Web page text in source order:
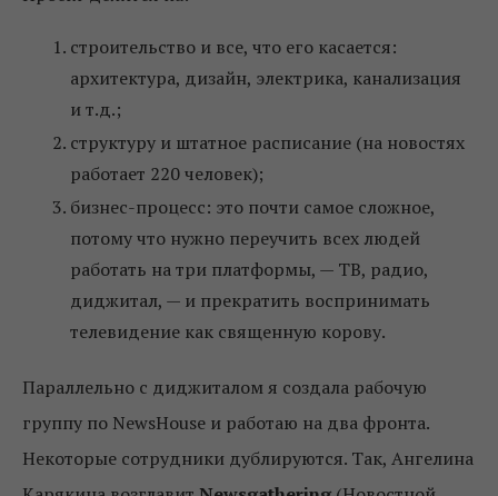
строительство и все, что его касается:
архитектура, дизайн, электрика, канализация
и т.д.;
структуру и штатное расписание (на новостях
работает 220 человек);
бизнес-процесс: это почти самое сложное,
потому что нужно переучить всех людей
работать на три платформы, — ТВ, радио,
диджитал, — и прекратить воспринимать
телевидение как священную корову.
Параллельно с диджиталом я создала рабочую
группу по NewsHouse и работаю на два фронта.
Некоторые сотрудники дублируются. Так, Ангелина